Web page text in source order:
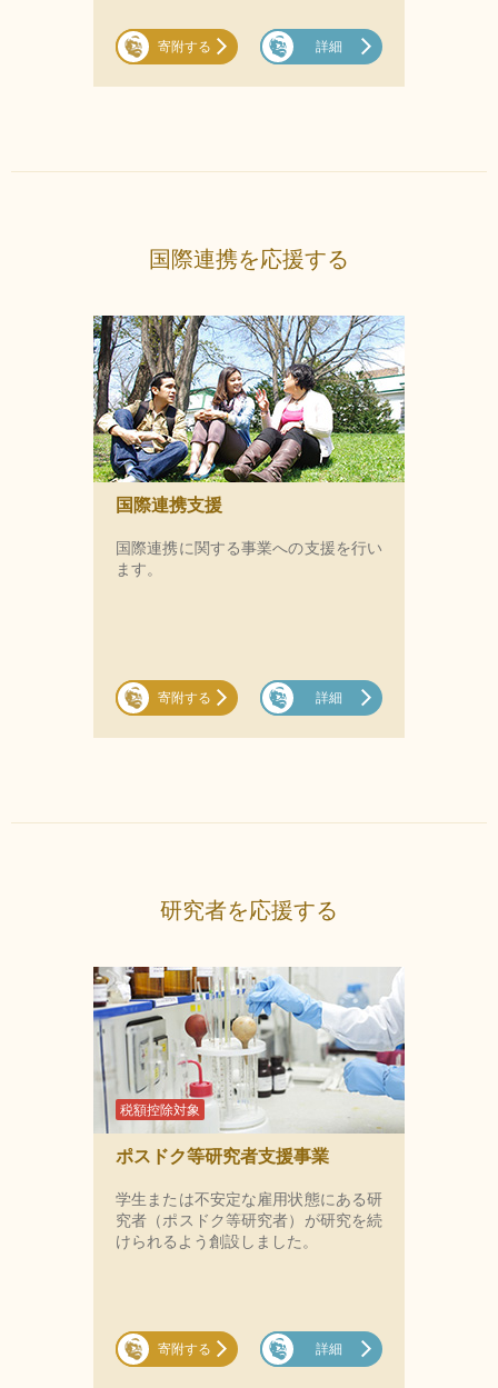
寄附する 詳細
国際連携を応援する
国際連携支援
国際連携に関する事業への支援を行い
ます。
寄附する 詳細
研究者を応援する
税額控除対象
ポスドク等研究者支援事業
学生または不安定な雇用状態にある研
究者（ポスドク等研究者）が研究を続
けられるよう創設しました。
寄附する 詳細